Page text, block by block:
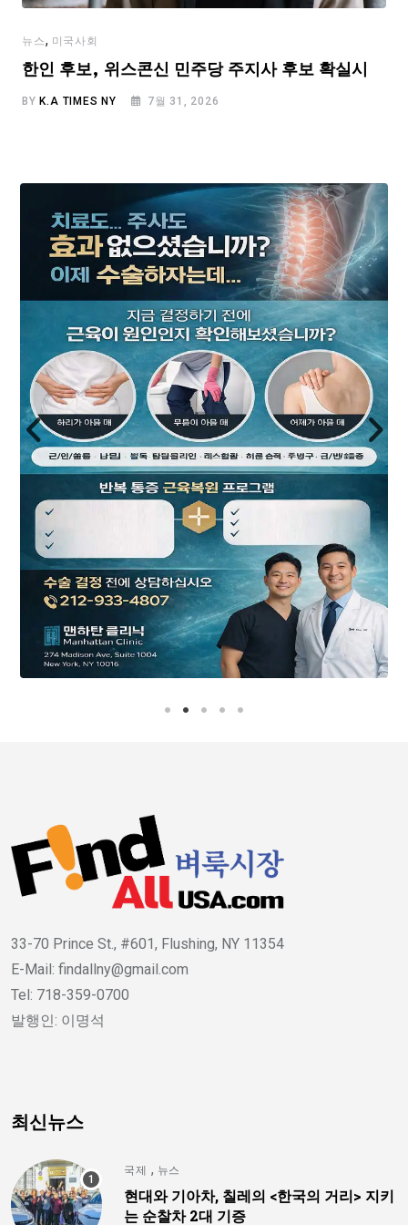
뉴스, 미국사회
한인 후보, 위스콘신 민주당 주지사 후보 확실시
BY K.A TIMES NY 7월 31, 2026
33-70 Prince St., #601, Flushing, NY 11354
E-Mail: findallny@gmail.com
Tel: 718-359-0700
발행인: 이명석
최신뉴스
국제 , 뉴스
현대와 기아차, 칠레의 <한국의 거리> 지키
는 순찰차 2대 기증